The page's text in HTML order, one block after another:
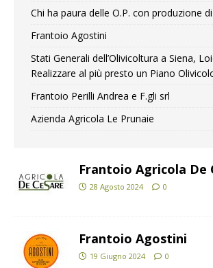
Chi ha paura delle O.P. con produzione
Frantoio Agostini
Stati Generali dell’Olivicoltura a Siena,
Realizzare al più presto un Piano
Frantoio Perilli Andrea e F.gli srl
Azienda Agricola Le Prunaie
Frantoio Agricola De
28 Agosto 2024 0
Frantoio Agostini
19 Giugno 2024 0